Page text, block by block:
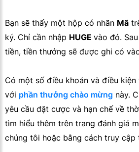
Bạn sẽ thấy một hộp có nhãn Mã
ký. Chỉ cần nhập HUGE vào đó.
tiền, tiền thưởng sẽ được ghi có
Có một số điều khoản và điều kiện
với phần thưởng chào mừng này.
yêu cầu đặt cược và hạn chế về
tìm hiểu thêm trên trang đánh giá
chúng tôi hoặc bằng cách truy cập